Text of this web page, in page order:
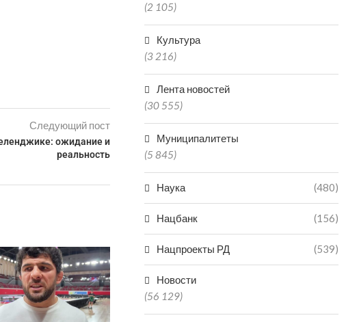
Следующий пост
ожидание и
реальность
(2 105)
Культура
(3 216)
Лента новостей
(30 555)
Муниципалитеты
(5 845)
Наука (480)
Нацбанк (156)
Нацпроекты РД (539)
Новости
(56 129)